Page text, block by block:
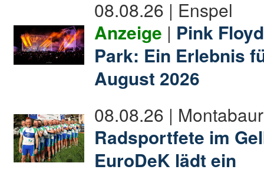
08.08.26 | Enspel
Anzeige | Pink
Park: Ein Erlebnis
August 2026
08.08.26 | Montabaur
Radsportfete im
EuroDeK lädt ein